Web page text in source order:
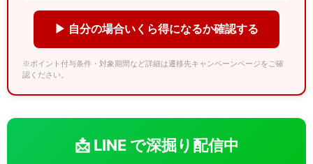
▶ 自分の場合いくら得になるか確認する
※ポイント付与条件・対象期間など詳細は遷移先キャンペーンページをご確
認ください。
📩 LINE で深掘り配信中